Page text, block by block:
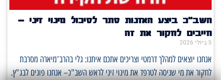
השב"כ ביצע האזנות סתר לסיכול מינוי זיני –
חייבים לחקור את זה
5 ביולי 2026
אנחנו יוצאים למהלך דרמטי וצריכים אתכם איתנו: גלי בהרב־מיארה מסרבת
לחקור את מי שניסה לטרפד את מינוי זיני לראש השב"כ– אנחנו פונים לבג"ץ.